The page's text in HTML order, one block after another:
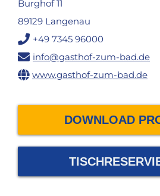
Burghof 11
89129 Langenau
+49 7345 96000
info@gasthof-zum-bad.de
www.gasthof-zum-bad.de
DOWNLOAD